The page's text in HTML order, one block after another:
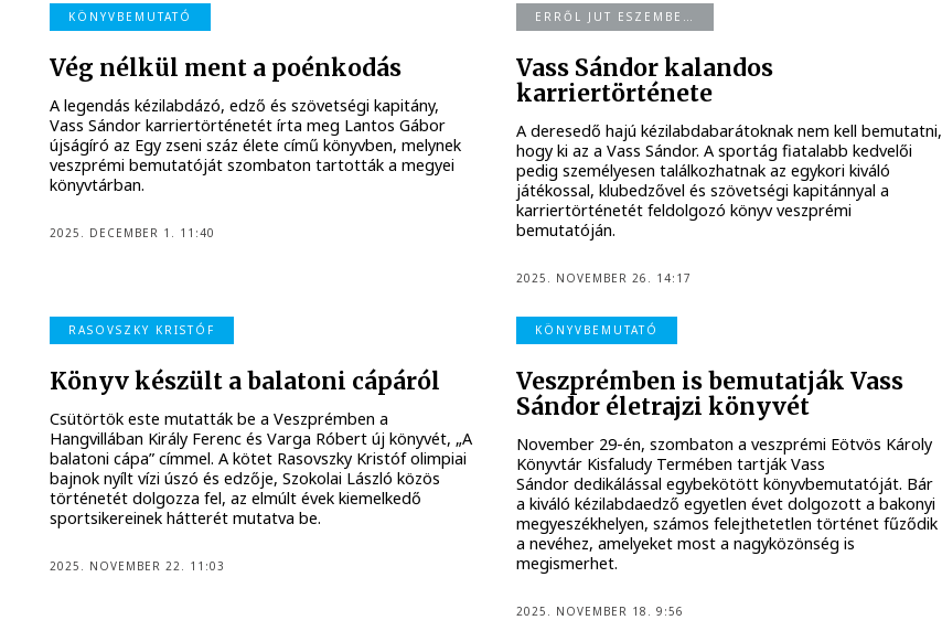
KÖNYVBEMUTATÓ
Vég nélkül ment a poénkodás
A legendás kézilabdázó, edző és szövetségi kapitány,
Vass Sándor karriertörténetét írta meg Lantos Gábor
újságíró az Egy zseni száz élete című könyvben, melynek
veszprémi bemutatóját szombaton tartották a megyei
könyvtárban.
2025. DECEMBER 1. 11:40
ERRŐL JUT ESZEMBE…
Vass Sándor kalandos
karriertörténete
A deresedő hajú kézilabdabarátoknak nem kell bemutatni,
hogy ki az a Vass Sándor. A sportág fiatalabb kedvelői
pedig személyesen találkozhatnak az egykori kiváló
játékossal, klubedzővel és szövetségi kapitánnyal a
karriertörténetét feldolgozó könyv veszprémi
bemutatóján.
2025. NOVEMBER 26. 14:17
RASOVSZKY KRISTÓF
Könyv készült a balatoni cápáról
Csütörtök este mutatták be a Veszprémben a
Hangvillában Király Ferenc és Varga Róbert új könyvét, „A
balatoni cápa” címmel. A kötet Rasovszky Kristóf olimpiai
bajnok nyílt vízi úszó és edzője, Szokolai László közös
történetét dolgozza fel, az elmúlt évek kiemelkedő
sportsikereinek hátterét mutatva be.
2025. NOVEMBER 22. 11:03
KÖNYVBEMUTATÓ
Veszprémben is bemutatják Vass
Sándor életrajzi könyvét
November 29-én, szombaton a veszprémi Eötvös Károly
Könyvtár Kisfaludy Termében tartják Vass
Sándor dedikálással egybekötött könyvbemutatóját. Bár
a kiváló kézilabdaedző egyetlen évet dolgozott a bakonyi
megyeszékhelyen, számos felejthetetlen történet fűződik
a nevéhez, amelyeket most a nagyközönség is
megismerhet.
2025. NOVEMBER 18. 9:56